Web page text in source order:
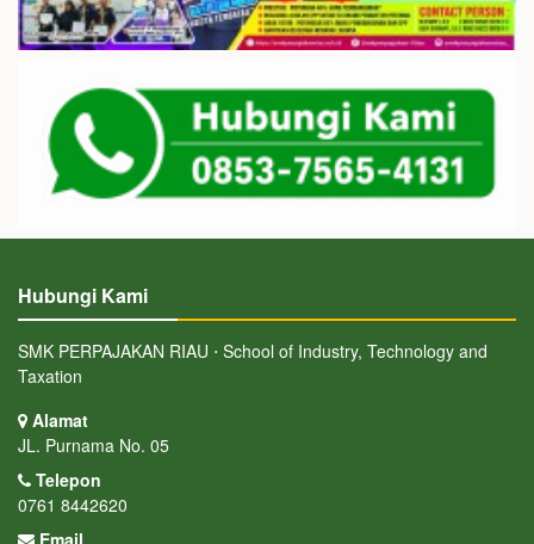
Hubungi Kami
SMK PERPAJAKAN RIAU ⋅ School of Industry, Technology and
Taxation
Alamat
JL. Purnama No. 05
Telepon
0761 8442620
Email